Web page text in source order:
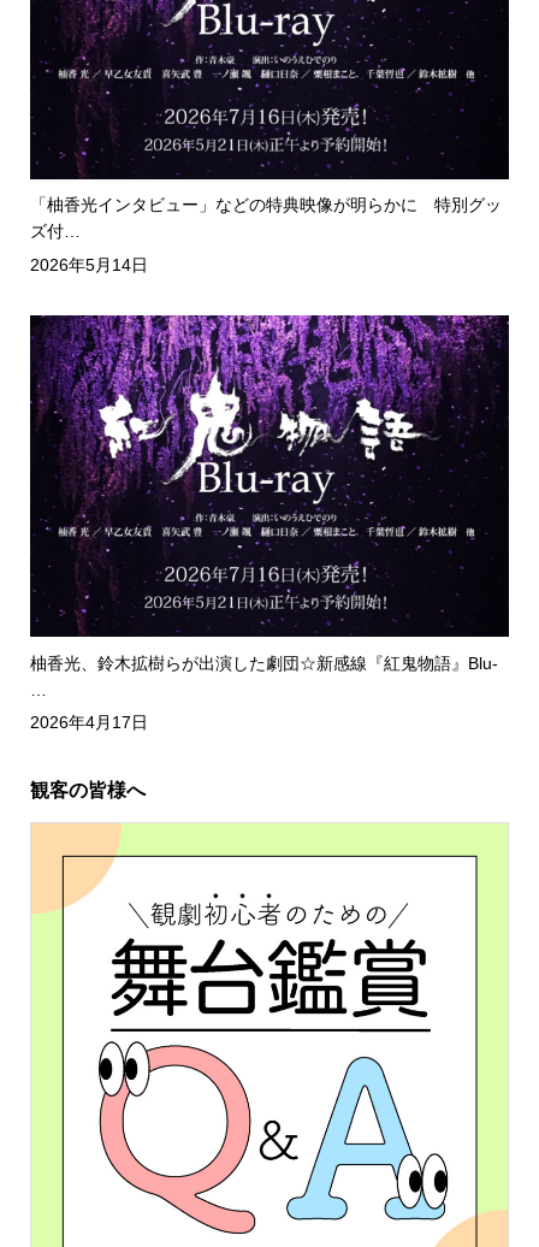
「柚香光インタビュー」などの特典映像が明らかに 特別グッ
ズ付…
2026年5月14日
柚香光、鈴木拡樹らが出演した劇団☆新感線『紅鬼物語』Blu-
2026年4月17日
観客の皆様へ